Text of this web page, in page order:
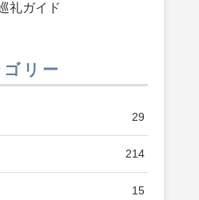
礼ガイド
リー
29
214
15